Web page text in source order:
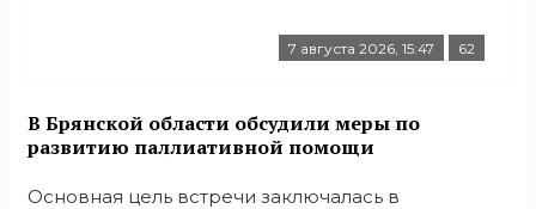
7 августа 2026, 15:47 62
В Брянской области обсудили меры по
развитию паллиативной помощи
Основная цель встречи заключалась в